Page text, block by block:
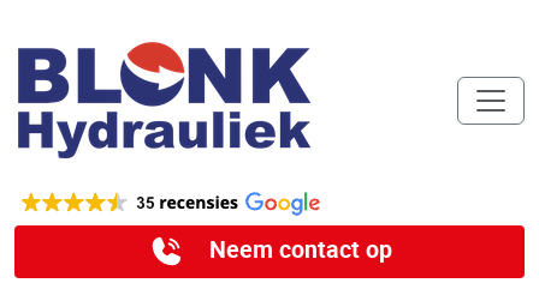
Neem contact op